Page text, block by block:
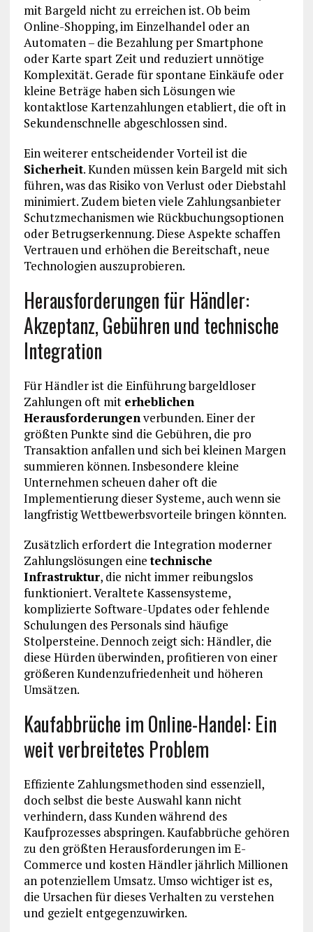
mit Bargeld nicht zu erreichen ist. Ob beim
Online-Shopping, im Einzelhandel oder an
Automaten – die Bezahlung per Smartphone
oder Karte spart Zeit und reduziert unnötige
Komplexität. Gerade für spontane Einkäufe oder
kleine Beträge haben sich Lösungen wie
kontaktlose Kartenzahlungen etabliert, die oft in
Sekundenschnelle abgeschlossen sind.
Ein weiterer entscheidender Vorteil ist die
Sicherheit. Kunden müssen kein Bargeld mit sich
führen, was das Risiko von Verlust oder Diebstahl
minimiert. Zudem bieten viele Zahlungsanbieter
Schutzmechanismen wie Rückbuchungsoptionen
oder Betrugserkennung. Diese Aspekte schaffen
Vertrauen und erhöhen die Bereitschaft, neue
Technologien auszuprobieren.
Herausforderungen für Händler:
Akzeptanz, Gebühren und technische
Integration
Für Händler ist die Einführung bargeldloser
Zahlungen oft mit erheblichen
Herausforderungenverbunden. Einer der
größten Punkte sind die Gebühren, die pro
Transaktion anfallen und sich bei kleinen Margen
summieren können. Insbesondere kleine
Unternehmen scheuen daher oft die
Implementierung dieser Systeme, auch wenn sie
langfristig Wettbewerbsvorteile bringen könnten.
Zusätzlich erfordert die Integration moderner
Zahlungslösungen einetechnische
Infrastruktur, die nicht immer reibungslos
funktioniert. Veraltete Kassensysteme,
komplizierte Software-Updates oder fehlende
Schulungen des Personals sind häufige
Stolpersteine. Dennoch zeigt sich: Händler, die
diese Hürden überwinden, profitieren von einer
größeren Kundenzufriedenheit und höheren
Umsätzen.
Kaufabbrüche im Online-Handel: Ein
weit verbreitetes Problem
Effiziente Zahlungsmethoden sind essenziell,
doch selbst die beste Auswahl kann nicht
verhindern, dass Kunden während des
Kaufprozesses abspringen. Kaufabbrüche gehören
zu den größten Herausforderungen im E-
Commerce und kosten Händler jährlich Millionen
an potenziellem Umsatz. Umso wichtiger ist es,
die Ursachen für dieses Verhalten zu verstehen
und gezielt entgegenzuwirken.